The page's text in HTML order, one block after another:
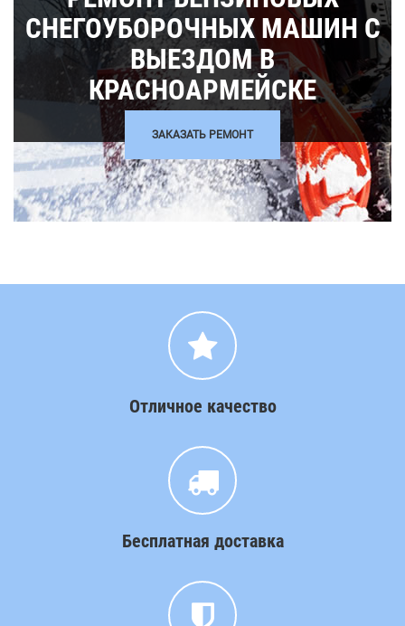
СНЕГОУБОРОЧНЫХ МАШИН С
ВЫЕЗДОМ В
КРАСНОАРМЕЙСКЕ
ЗАКАЗАТЬ РЕМОНТ
Отличное качество
Бесплатная доставка